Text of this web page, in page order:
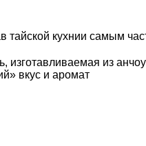
кухнии самым
из
вкус и аромат